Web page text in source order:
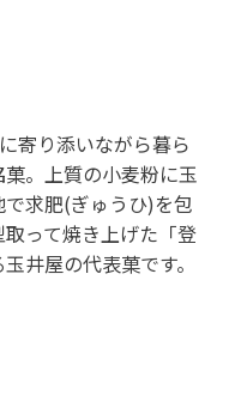
寄り添いながら暮ら
。上質の小麦粉に玉
求肥(ぎゅうひ)を包
って焼き上げた「登
井屋の代表菓です。